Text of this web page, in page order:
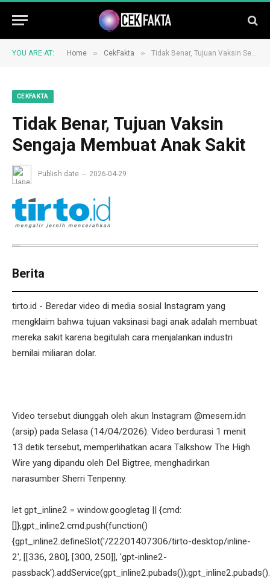
YOU ARE AT: Home » CekFakta » Tidak Benar, Tujuan Vaksin Sengaja Membuat Anak Sakit
CEKFAKTA
Tidak Benar, Tujuan Vaksin
Sengaja Membuat Anak Sakit
Publish date 2026-04-29
Berita
tirto.id - Beredar video di media sosial Instagram yang
mengklaim bahwa tujuan vaksinasi bagi anak adalah membuat
mereka sakit karena begitulah cara menjalankan industri
bernilai miliaran dolar.
Video tersebut diunggah oleh akun Instagram @mesem.idn
(arsip) pada Selasa (14/04/2026). Video berdurasi 1 menit
13 detik tersebut, memperlihatkan acara Talkshow The High
Wire yang dipandu oleh Del Bigtree, menghadirkan
narasumber Sherri Tenpenny.
let gpt_inline2 = window.googletag || {cmd:
[]};gpt_inline2.cmd.push(function()
{gpt_inline2.defineSlot('/22201407306/tirto-desktop/inline-
2', [[336, 280], [300, 250]], 'gpt-inline2-